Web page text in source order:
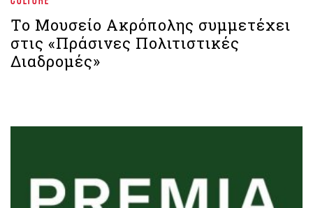
Το Μουσείο Ακρόπολης συμμετέχει
στις «Πράσινες Πολιτιστικές
Διαδρομές»